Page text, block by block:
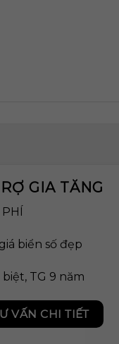
GIA TĂNG
biển số đẹp
TG 9 năm
VẤN CHI TIẾT